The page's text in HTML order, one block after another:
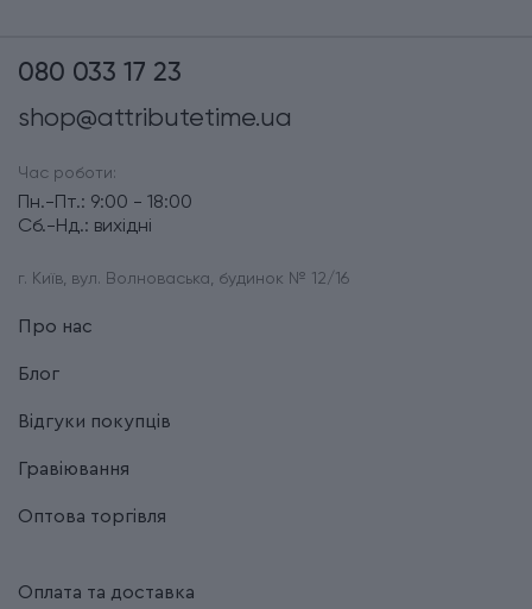
080 033 17 23
shop@attributetime.ua
Час роботи:
Пн.-Пт.: 9:00 - 18:00
Сб.-Нд.: вихідні
г. Київ, вул. Волноваська, будинок № 12/16
Про нас
Блог
Відгуки покупців
Гравіювання
Оптова торгівля
Оплата та доставка